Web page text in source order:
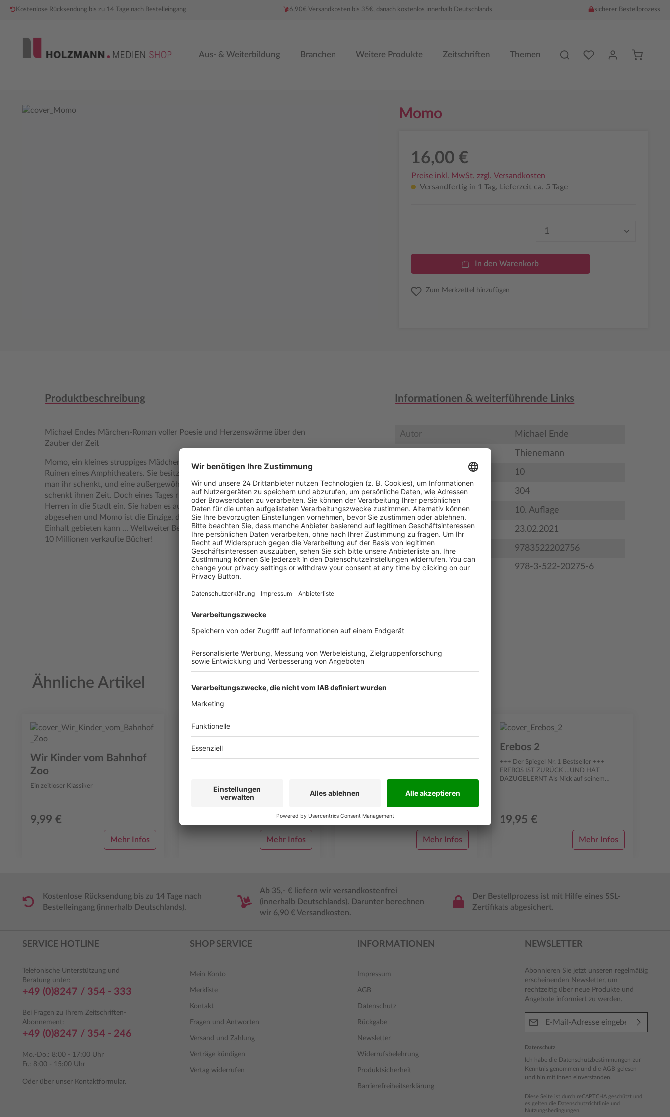
Kostenlose Rücksendung bis zu 14 Tage nach Bestelleingang 6,90€ Versandkosten bis 35€, danach kostenlos innerhalb Deutschlands sicherer Bestellprozess
Aus- & Weiterbildung Branchen Weitere Produkte Zeitschriften Themen Du hast %counter%
Bildergalerie überspringen Momo
16,00 €
Preise inkl. MwSt. zzgl. Versandkosten
Versandfertig in 1 Tag, Lieferzeit ca. 5 Tage
Produkt Anzahl: Gib
In den Warenkorb
Zum Merkzettel hinzufügen
Produktbeschreibung
Michael Endes Märchen-Roman voller Poesie und Herzenswärme über den
Zauber der Zeit
Momo, ein kleines struppiges Mädchen, lebt am Rande einer Großstadt in den
Ruinen eines Amphitheaters. Sie besitzt nichts als das, was sie findet oder was
man ihr schenkt, und eine außergewöhnliche Gabe: Sie hört Menschen zu und
schenkt ihnen Zeit. Doch eines Tages rückt das gespenstische Heer der grauen
Herren in die Stadt ein. Sie haben es auf die kostbare Lebenszeit der Menschen
abgesehen und Momo ist die Einzige, die der dunklen Macht der Zeitdiebe noch
Einhalt gebieten kann ... Weltweiter Bestseller – übersetzt in 46 Sprachen, über
10 Millionen verkaufte Bücher!
Informationen & weiterführende Links
Autor Michael Ende
Thienemann
10
Seitenzahl 304
Auflage (Zusatztext) 10. Auflage
Erscheinungstermin 23.02.2021
Bestell-Nr. 9783522202756
ISBN 978-3-522-20275-6
Ähnliche Artikel
Wir Kinder vom Bahnhof
Zoo
Ein zeitloser Klassiker
9,99 €
Mehr Infos
Kafka am Strand
Shikoku. Seine abenteuerliche Reise ...
Mehr Infos
Es ist wirklich ganz unmöglich, sich hier zu
12,00 €
Mehr Infos
Erebos 2
+++ Der Spiegel Nr. 1 Bestseller +++
EREBOS IST ZURÜCK …UND HAT
DAZUGELERNT Als Nick auf seinem
19,95 €
Mehr Infos
Kostenlose Rücksendung bis zu 14 Tage nach
Bestelleingang (innerhalb Deutschlands).
Ab 35,- € liefern wir versandkostenfrei
(innerhalb Deutschlands). Darunter berechnen
wir 6,90 € Versandkosten.
Der Bestellprozess ist mit Hilfe eines SSL-
Zertifikats abgesichert.
SERVICE HOTLINE
Telefonische Unterstützung und
Beratung unter:
+49 (0)8247 / 354 - 333
Bei Fragen zu Ihrem Zeitschriften-
Abonnement:
+49 (0)8247 / 354 - 246
Mo.-Do.: 8:00 - 17:00 Uhr
Fr.: 8:00 - 15:00 Uhr
Oder über unser Kontaktformular.
SHOP SERVICE
Mein Konto
Merkliste
Kontakt
Fragen und Antworten
Versand und Zahlung
Verträge kündigen
Vertag widerrufen
INFORMATIONEN
Impressum
AGB
Datenschutz
Rückgabe
Newsletter
Widerrufsbelehrung
Produktsicherheit
Barrierefreiheitserklärung
NEWSLETTER
Abonnieren Sie jetzt unseren regelmäßig
erscheinenden Newsletter, um
rechtzeitig über neue Produkte und
Angebote informiert zu werden.
Datenschutz
Ich habe die Datenschutzbestimmungen zur
Kenntnis genommen und die AGB gelesen
und bin mit ihnen einverstanden.
Diese Seite ist durch reCAPTCHA geschützt und
es gelten die Datenschutzrichtlinie und
Nutzungsbedingungen